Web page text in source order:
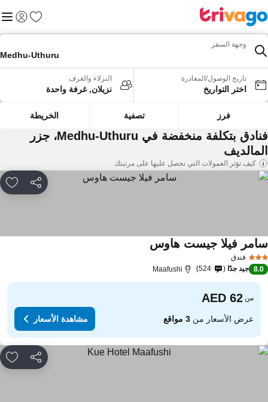
المفضلة
تسجيل
وجهة السفر
Medhu-Uthuru
تاريخ الوصول/المغادرة
اختر التواريخ
النزلاء والغرف
نزيلان, غرفة واحدة
فرز تصفية الخريطة
فنادق بتكلفة منخفضة في Medhu-Uthuru، جزر
كيف تؤثر العمولات التي نحصل عليها على مرتبتك
مشاركة
فندق
فيلا جيست هاوس
8.0 جيد جدًا 524
Maafushi
من
عرض الأسعار من3 مواقع مشاهدة الأسعار
مشاركة